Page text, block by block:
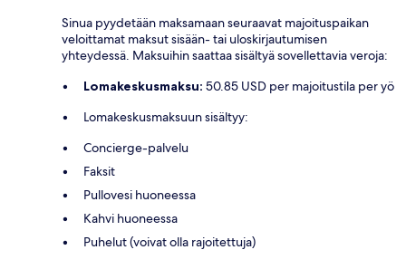
Sinua pyydetään maksamaan seuraavat majoituspaikan
veloittamat maksut sisään- tai uloskirjautumisen
yhteydessä. Maksuihin saattaa sisältyä sovellettavia veroja:
Lomakeskusmaksu: 50.85 USD per majoitustila per yö
Lomakeskusmaksuun sisältyy:
Concierge-palvelu
Faksit
Pullovesi huoneessa
Kahvi huoneessa
Puhelut (voivat olla rajoitettuja)